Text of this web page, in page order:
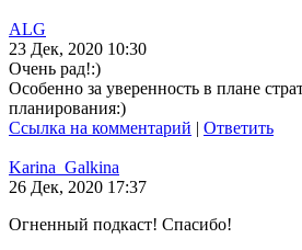
ALG
23 Дек, 2020 10:30
Очень рад!:)
Особенно за уверенность в плане
планирования:)
Ссылка на комментарий | Ответить
Karina_Galkina
26 Дек, 2020 17:37
Огненный подкаст! Спасибо!